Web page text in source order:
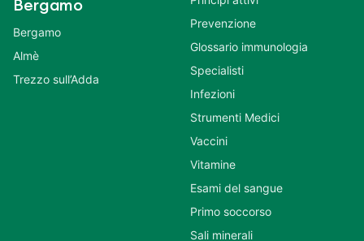
Bergamo
Bergamo
Almè
Trezzo sull’Adda
Prevenzione
Glossario immunologia
Specialisti
Infezioni
Strumenti Medici
Vaccini
Vitamine
Esami del sangue
Primo soccorso
Sali minerali